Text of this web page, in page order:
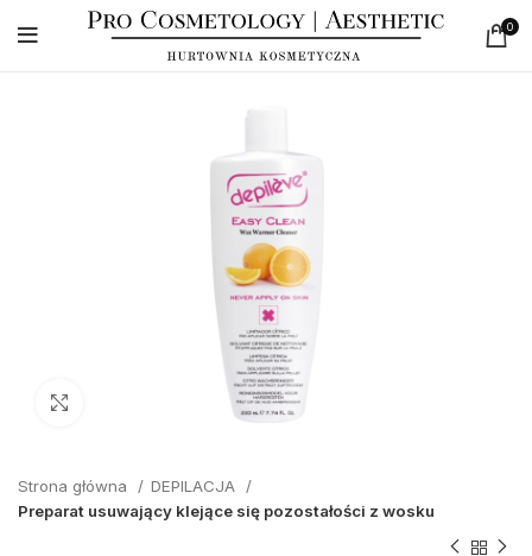
0
Strona główna
DEPILACJA
Preparat usuwający klejące się pozostałości z wosku